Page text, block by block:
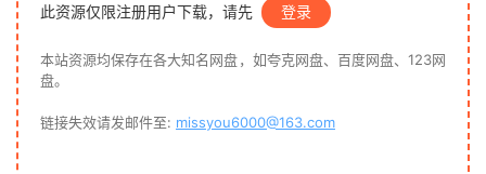
此资源仅限注册用户下载，请先 登录
本站资源均保存在各大知名网盘，如夸克网盘、百度网盘、123网
盘。
链接失效请发邮件至: missyou6000@163.com